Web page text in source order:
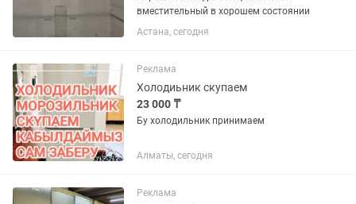
вместительный в хорошем состоянии
Астана, сегодня
Реклама
Холодиьник скупаем
23 000 ₸
Бу холодильник принимаем
Алматы, сегодня
Реклама